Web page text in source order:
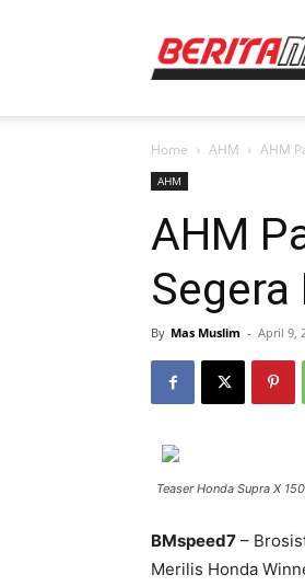
Home AHM AHM
AHM
AHM
Segera
By Mas Muslim - April 9,
Teaser Honda Supra X
BMspeed7 –
Merilis Honda